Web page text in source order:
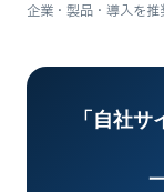
企業・製品・導入を推
「自社